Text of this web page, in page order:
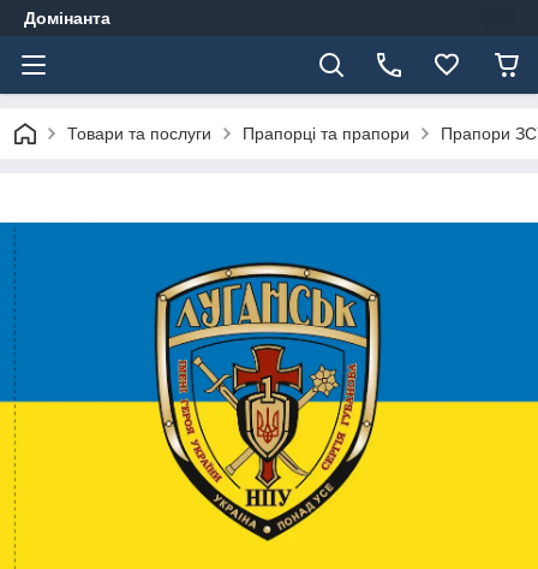
Домінанта
Товари та послуги Прапорці та прапори Прапори